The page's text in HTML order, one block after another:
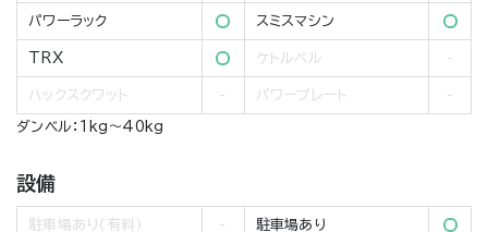
パワーラック スミスマシン
TRX ケトルベル
ハックスクワット パワープレート
ダンベル：1kg～40kg
設備
駐車場あり（有料） 駐車場あり